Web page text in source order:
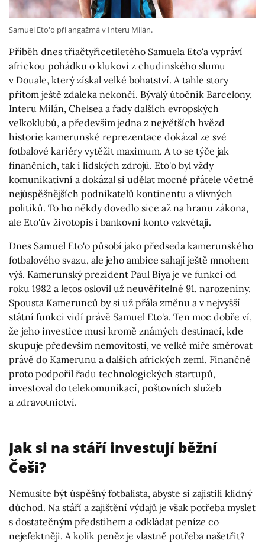
Samuel Eto'o při angažmá v Interu Milán.
Příběh dnes třiačtyřicetiletého Samuela Eto'a vypráví
africkou pohádku o klukovi z chudinského slumu
v Douale, který získal velké bohatství. A tahle story
přitom ještě zdaleka nekončí. Bývalý útočník Barcelony,
Interu Milán, Chelsea a řady dalších evropských
velkoklubů, a především jedna z největších hvězd
historie kamerunské reprezentace dokázal ze své
fotbalové kariéry vytěžit maximum. A to se týče jak
finančních, tak i lidských zdrojů. Eto'o byl vždy
komunikativní a dokázal si udělat mocné přátele včetně
nejúspěšnějších podnikatelů kontinentu a vlivných
politiků. To ho někdy dovedlo sice až na hranu zákona,
ale Eto'ův životopis i bankovní konto vzkvétají.
Dnes Samuel Eto'o působí jako předseda kamerunského
fotbalového svazu, ale jeho ambice sahají ještě mnohem
výš. Kamerunský prezident Paul Biya je ve funkci od
roku 1982 a letos oslovil už neuvěřitelné 91. narozeniny.
Spousta Kamerunců by si už přála změnu a v nejvyšší
státní funkci vidí právě Samuel Eto'a. Ten moc dobře ví,
že jeho investice musí kromě známých destinací, kde
skupuje především nemovitosti, ve velké míře směrovat
právě do Kamerunu a dalších afrických zemí. Finančně
proto podpořil řadu technologických startupů,
investoval do telekomunikací, poštovních služeb
a zdravotnictví.
Jak si na stáří investují běžní
Češi?
Nemusíte být úspěšný fotbalista, abyste si zajistili klidný
důchod. Na stáří a zajištění výdajů je však potřeba myslet
s dostatečným předstihem a odkládat peníze co
nejefektněji. A kolik peněz je vlastně potřeba našetřit?